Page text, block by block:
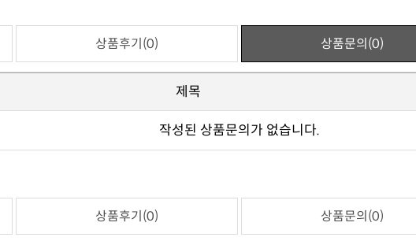
상품후기(0) 상품문의(0)
제목
작성된 상품문의가 없습니다.
상품후기(0) 상품문의(0)